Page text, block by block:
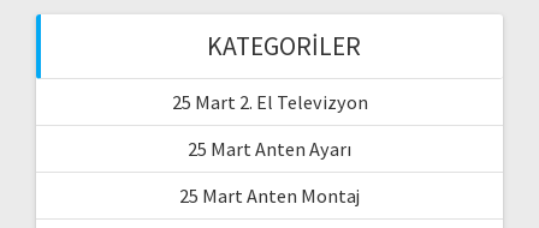
KATEGORILER
25 Mart 2. El Televizyon
25 Mart Anten Ayarı
25 Mart Anten Montaj